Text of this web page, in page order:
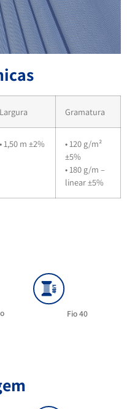
Largura Gramatura
• 1,50 m ±2%
• 120 g/m²
±5%
• 180 g/m –
linear ±5%
Fio 40